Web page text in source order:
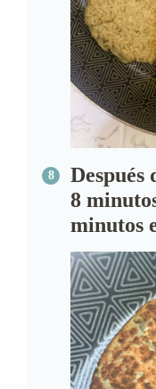
Después
8
minutos